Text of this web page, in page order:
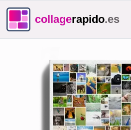
collagerapido.es